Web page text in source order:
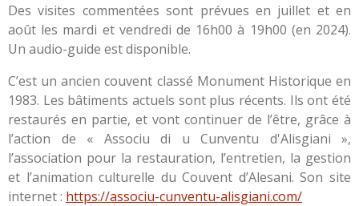
Des visites commentées sont prévues en juillet et en
août les mardi et vendredi de 16h00 à 19h00 (en 2024).
Un audio-guide est disponible.
C’est un ancien couvent classé Monument Historique en
1983. Les bâtiments actuels sont plus récents. Ils ont été
restaurés en partie, et vont continuer de l’être, grâce à
l’action de « Associu di u Cunventu d'Alisgiani »,
l’association pour la restauration, l’entretien, la gestion
et l’animation culturelle du Couvent d’Alesani. Son site
internet : https://associu-cunventu-alisgiani.com/